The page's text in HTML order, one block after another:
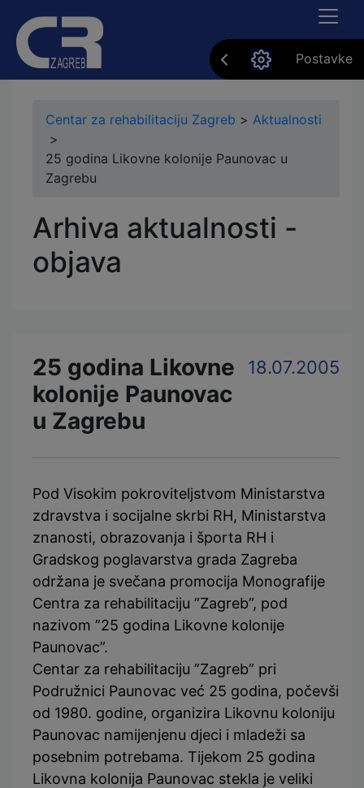
Postavke
Centar za rehabilitaciju Zagreb > Aktualnosti
>
25 godina Likovne kolonije Paunovac u
Zagrebu
Arhiva aktualnosti -
objava
25 godina Likovne
kolonije Paunovac
u Zagrebu
18.07.2005
Pod Visokim pokroviteljstvom Ministarstva
zdravstva i socijalne skrbi RH, Ministarstva
znanosti, obrazovanja i športa RH i
Gradskog poglavarstva grada Zagreba
održana je svečana promocija Monografije
Centra za rehabilitaciju ”Zagreb”, pod
nazivom ”25 godina Likovne kolonije
Paunovac”.
Centar za rehabilitaciju ”Zagreb” pri
Podružnici Paunovac već 25 godina, počevši
od 1980. godine, organizira Likovnu koloniju
Paunovac namijenjenu djeci i mladeži sa
posebnim potrebama. Tijekom 25 godina
Likovna kolonija Paunovac stekla je veliki